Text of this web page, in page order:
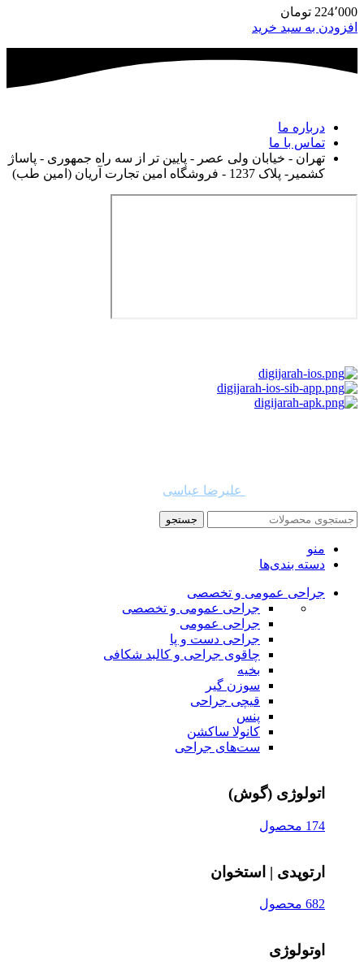
224٬000 تومان
افزودن به سبد خرید
درباره ما
تماس با ما
تهران - خیابان ولی عصر - پایین تر از سه راه جمهوری - پاساژ
کشمیر- پلاک 1237 - فروشگاه امین تجارت آریان (امین طب)
علیرضا عباسی
جستجو
منو
دسته بندی‌ها
جراحی عمومی و تخصصی
جراحی عمومی و تخصصی
جراحی عمومی
جراحی دست و پا
چاقوی جراحی و کالبد شکافی
بخیه
سوزن‌ گیر
قیچی‌ جراحی
پنس
کانولا ساکشن
ست‌های جراحی
اتولوژی (گوش)
174 محصول
ارتوپدی | استخوان
682 محصول
اوتولوژی